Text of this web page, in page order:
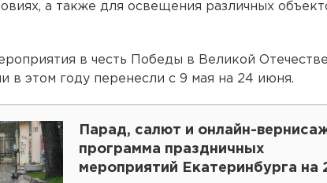
а также для освещения различных
в честь Победы в Великой
в этом году перенесли с 9 мая на 24 июня.
Парад, салют и онлайн-
программа праздничных
мероприятий Екатеринбурга на